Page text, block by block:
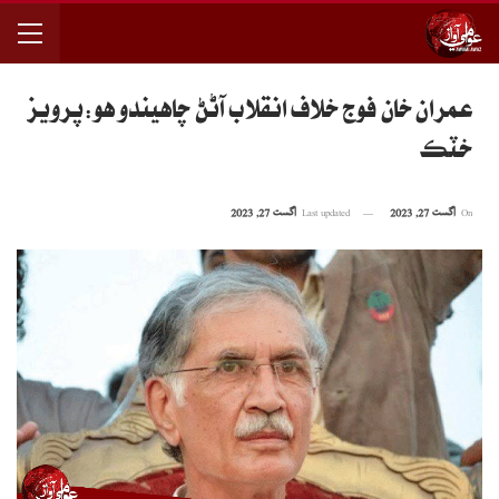
عمران خان فوج خلاف انقلاب آڻڻ چاهيندو هو:پرويز
خٽڪ
اگست 27, 2023 اگست 27, 2023